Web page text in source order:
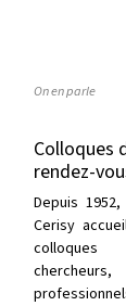
On en parle
Colloques
rendez-
Depuis
Cerisy
colloques